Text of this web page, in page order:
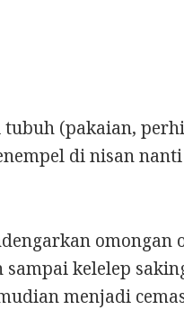
(pakaian,
di nisan
omongan
kelelep
menjadi